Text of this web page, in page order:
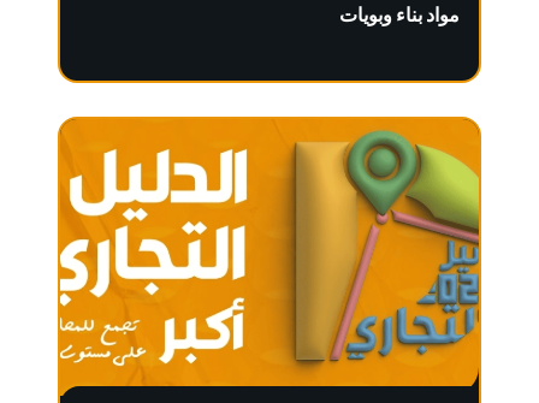
مواد بناء وبويات